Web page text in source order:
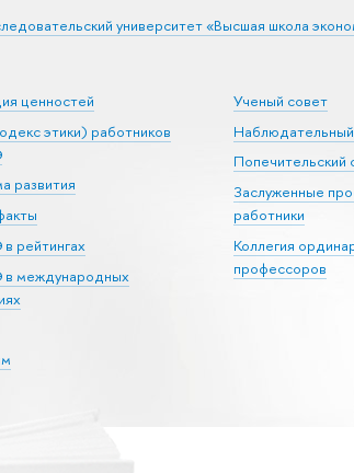
университет «Высшая школа
ценностей
этики) работников
развития
рейтингах
международных
Ученый совет
Попечительский
Заслуженные
работники
Коллегия
профессоров